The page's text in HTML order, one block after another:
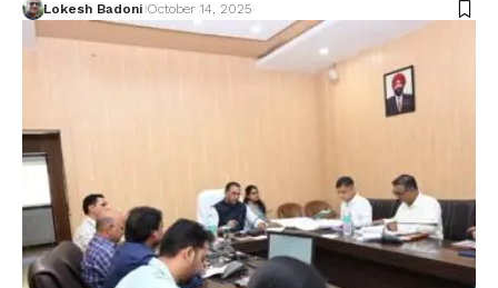
Lokesh Badoni October 14, 2025